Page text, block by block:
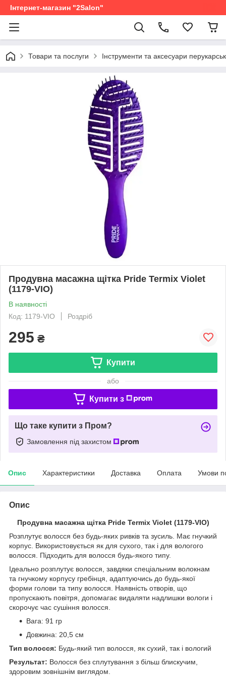
Інтернет-магазин "2Salon"
Товари та послуги Інструменти та аксесуари
Продувна масажна щітка Pride Termix Violet
(1179-VIO)
В наявності
Код: 1179-VIO
Роздріб
295 ₴
Купити
або
Купити з
Що таке купити з Пром?
Замовлення під захистом
Опис Характеристики Доставка Оплата Умови
Опис
Продувна масажна щітка Pride Termix Violet (1179-VIO)
Розплутує волосся без будь-яких ривків та зусиль. Має гнучкий
корпус. Використовується як для сухого, так і для вологого
волосся. Підходить для волосся будь-якого типу.
Ідеально розплутує волосся, завдяки спеціальним волокнам
та гнучкому корпусу гребінця, адаптуючись до будь-якої
форми голови та типу волосся. Наявність отворів, що
пропускають повітря, допомагає видаляти надлишки вологи і
скорочує час сушіння волосся.
Вага: 91 гр
Довжина: 20,5 см
Тип волосся: Будь-який тип волосся, як сухий, так і вологий
Результат: Волосся без сплутування з більш блискучим,
здоровим зовнішнім виглядом.